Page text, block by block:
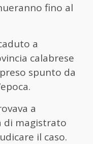
fino al
a
calabrese
spunto da
a
di magistrato
il caso.